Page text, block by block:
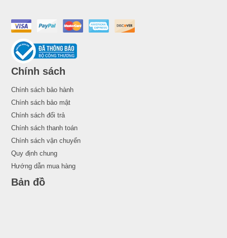
Chính sách
Chính sách bảo hành
Chính sách bảo mật
Chính sách đổi trả
Chính sách thanh toán
Chính sách vận chuyển
Quy định chung
Hướng dẫn mua hàng
Bản đồ